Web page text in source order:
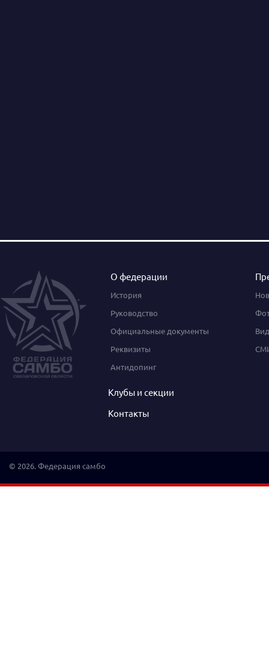
О федерации
История
Руководство
Официальные документы
Реквизиты
Антидопинг
Клубы и секции
Контакты
© 2026. Федерация самбо